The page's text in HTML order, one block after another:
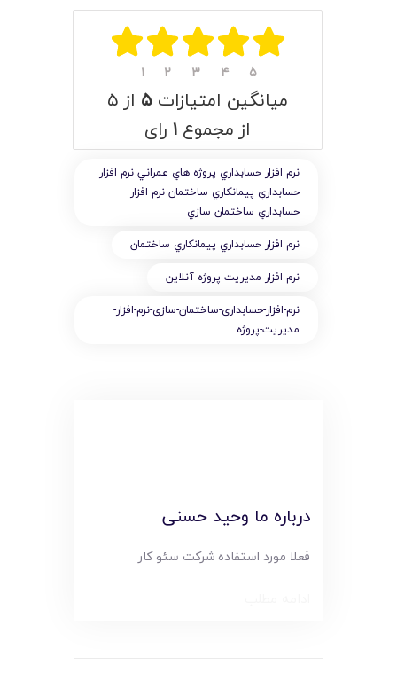
۱ ۲ ۳ ۴ ۵
میانگین امتیازات ۵ از ۵
از مجموع ۱ رای
نرم افزار حسابداري پروژه هاي عمراني نرم افزار
حسابداري پيمانکاري ساختمان نرم افزار
حسابداري ساختمان سازي
نرم افزار حسابداري پيمانکاري ساختمان
نرم افزار مديريت پروژه آنلاين
نرم-افزار-حسابداری-ساختمان-سازی-نرم-افزار-
مدیریت-پروژه
درباره ما وحید حسنی
فعلا مورد استفاده شرکت سئو کار